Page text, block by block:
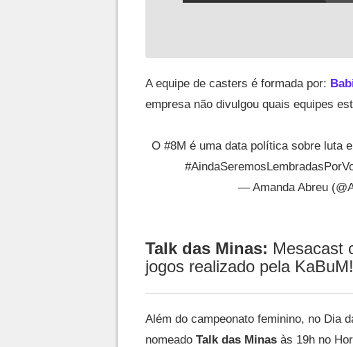
A equipe de casters é formada por:
empresa não divulgou quais equipes
O #8M é uma data política sobre luta
— Amanda Abreu
Talk das Minas: Mesacast
jogos realizado pela KaBuM!
Além do campeonato feminino, no Dia
nomeado Talk das Minas às 19h no